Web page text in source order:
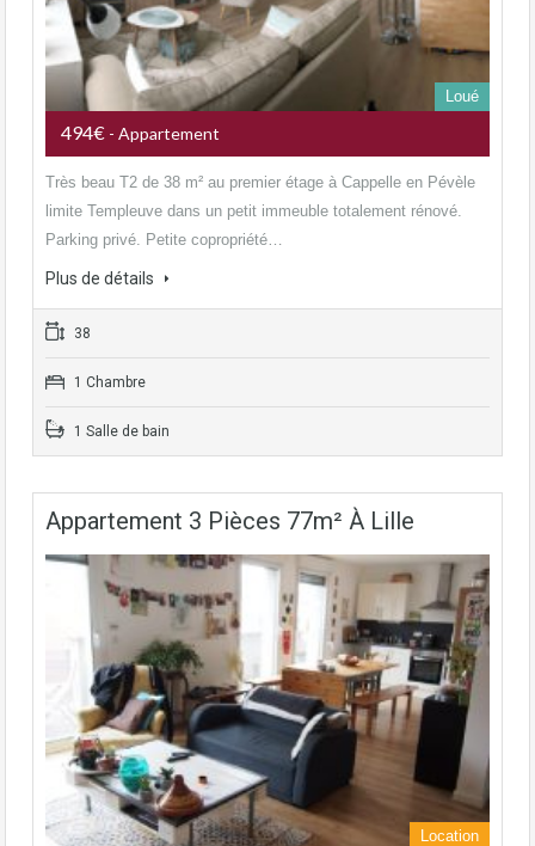
Loué
494€ - Appartement
Très beau T2 de 38 m² au premier étage à Cappelle en Pévèle
limite Templeuve dans un petit immeuble totalement rénové.
Parking privé. Petite copropriété…
Plus de détails
38
1 Chambre
1 Salle de bain
Appartement 3 Pièces 77m² À Lille
Location